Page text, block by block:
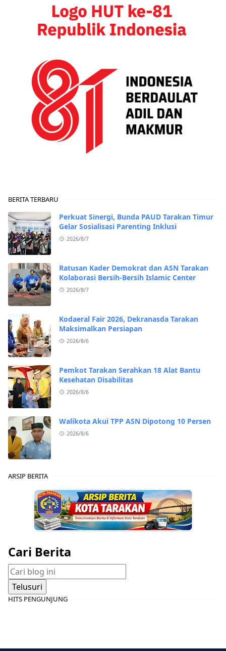
BERITA TERBARU
Perkuat Sinergi, Bunda PAUD Tarakan Timur
Gelar Sosialisasi Parenting Inklusi
2026/8/7
Ratusan Kader Demokrat dan ASN Tarakan
Kolaborasi Bersih-Bersih Islamic Center
2026/8/7
Kodaeral Fair 2026, Dekranasda Tarakan
Maksimalkan Persiapan
2026/8/6
Pemkot Tarakan Serahkan 18 Alat Bantu
Kesehatan Disabilitas
2026/8/6
Walikota Akui TPP ASN Dipotong 10 Persen
2026/8/6
ARSIP BERITA
Cari Berita
HITS PENGUNJUNG